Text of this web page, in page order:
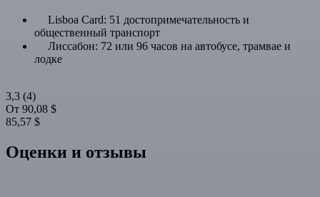
Lisboa Card: 51 достопримечательность и
общественный транспорт
Лиссабон: 72 или 96 часов на автобусе, трамвае и
лодке
3,3 (4)
От 90,08 $
85,57 $
Оценки и отзывы